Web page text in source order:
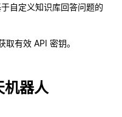
自定义知识库回答问题的
有效 API 密钥。
机器人